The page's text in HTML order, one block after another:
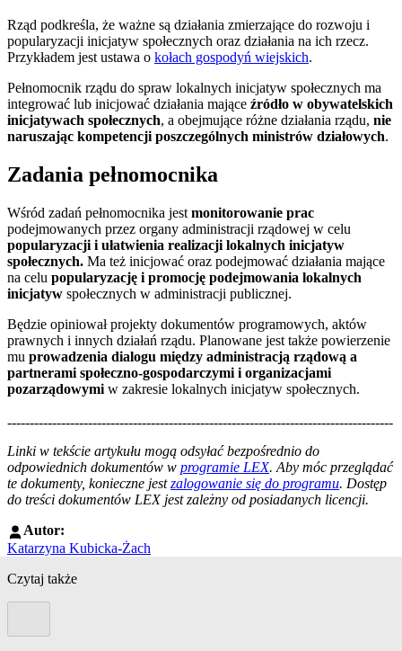
Rząd podkreśla, że ważne są działania zmierzające do rozwoju i
popularyzacji inicjatyw społecznych oraz działania na ich rzecz.
Przykładem jest ustawa o kołach gospodyń wiejskich.
Pełnomocnik rządu do spraw lokalnych inicjatyw społecznych ma
integrować lub inicjować działania mające źródło w obywatelskich
inicjatywach społecznych, a obejmujące różne działania rządu, nie
naruszając kompetencji poszczególnych ministrów działowych.
Zadania pełnomocnika
Wśród zadań pełnomocnika jest monitorowanie prac
podejmowanych przez organy administracji rządowej w celu
popularyzacji i ułatwienia realizacji lokalnych inicjatyw
społecznych. Ma też inicjować oraz podejmować działania mające
na celu popularyzację i promocję podejmowania lokalnych
inicjatyw społecznych w administracji publicznej.
Będzie opiniował projekty dokumentów programowych, aktów
prawnych i innych działań rządu. Planowane jest także powierzenie
mu prowadzenia dialogu między administracją rządową a
partnerami społeczno-gospodarczymi i organizacjami
pozarządowymi w zakresie lokalnych inicjatyw społecznych.
--------------------------------------------------------------------------------------
Linki w tekście artykułu mogą odsyłać bezpośrednio do
odpowiednich dokumentów w programie LEX. Aby móc przeglądać
te dokumenty, konieczne jestzalogowanie się do programu. Dostęp
do treści dokumentów LEX jest zależny od posiadanych licencji.
Autor:
Katarzyna Kubicka-Żach
Czytaj także